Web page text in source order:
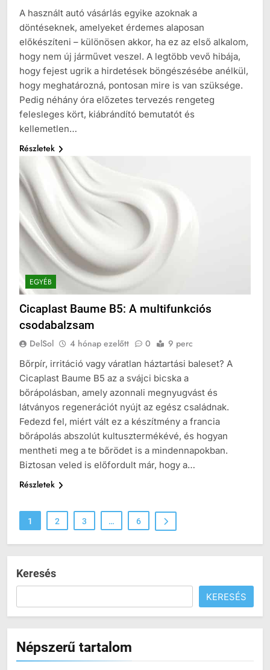
A használt autó vásárlás egyike azoknak a
döntéseknek, amelyeket érdemes alaposan
előkészíteni – különösen akkor, ha ez az első alkalom,
hogy nem új járművet veszel. A legtöbb vevő hibája,
hogy fejest ugrik a hirdetések böngészésébe anélkül,
hogy meghatározná, pontosan mire is van szüksége.
Pedig néhány óra előzetes tervezés rengeteg
felesleges kört, kiábrándító bemutatót és
kellemetlen…
Részletek
EGYÉB
Cicaplast Baume B5: A multifunkciós
csodabalzsam
DelSol 4 hónap ezelőtt 0 9 perc
Bőrpír, irritáció vagy váratlan háztartási baleset? A
Cicaplast Baume B5 az a svájci bicska a
bőrápolásban, amely azonnali megnyugvást és
látványos regenerációt nyújt az egész családnak.
Fedezd fel, miért vált ez a készítmény a francia
bőrápolás abszolút kultusztermékévé, és hogyan
mentheti meg a te bőrödet is a mindennapokban.
Biztosan veled is előfordult már, hogy a…
Részletek
1 2 3 … 6
Keresés
KERESÉS
Népszerű tartalom